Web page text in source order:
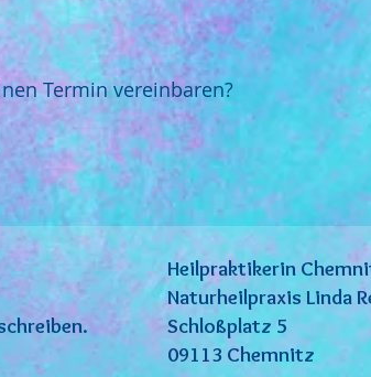
Termin vereinbaren?
Heilpraktikerin
Naturheilpraxis Linda
Schloßplatz 5
09113 Chemnitz